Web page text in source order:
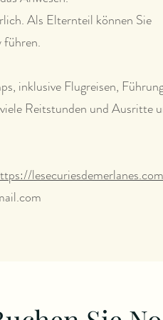
Als Elternteil können Sie
führen.
inklusive Flugreisen,
Reitstunden und Ausritte